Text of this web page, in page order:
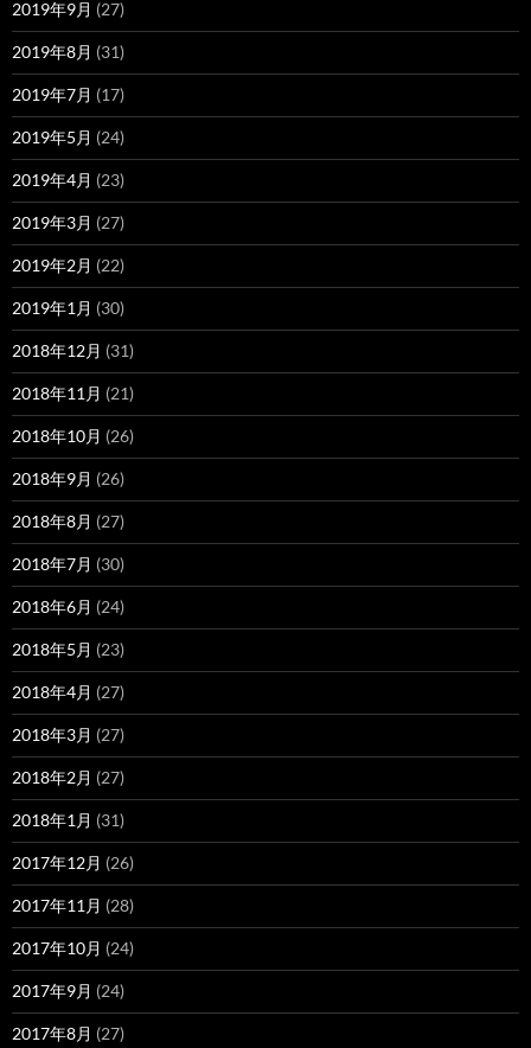
2019年9月 (27)
2019年8月 (31)
2019年7月 (17)
2019年5月 (24)
2019年4月 (23)
2019年3月 (27)
2019年2月 (22)
2019年1月 (30)
2018年12月 (31)
2018年11月 (21)
2018年10月 (26)
2018年9月 (26)
2018年8月 (27)
2018年7月 (30)
2018年6月 (24)
2018年5月 (23)
2018年4月 (27)
2018年3月 (27)
2018年2月 (27)
2018年1月 (31)
2017年12月 (26)
2017年11月 (28)
2017年10月 (24)
2017年9月 (24)
2017年8月 (27)